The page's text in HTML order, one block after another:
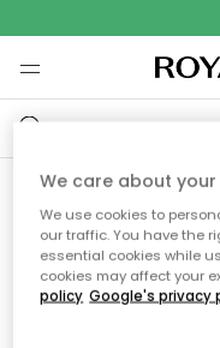
Vi hittar
We care about
We use cookies to
our traffic. You have the
essential cookies while
cookies may affect your
policy Google's privacy